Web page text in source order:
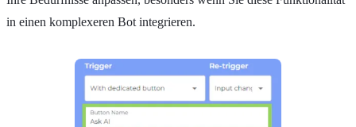
in einen komplexeren Bot integrieren.